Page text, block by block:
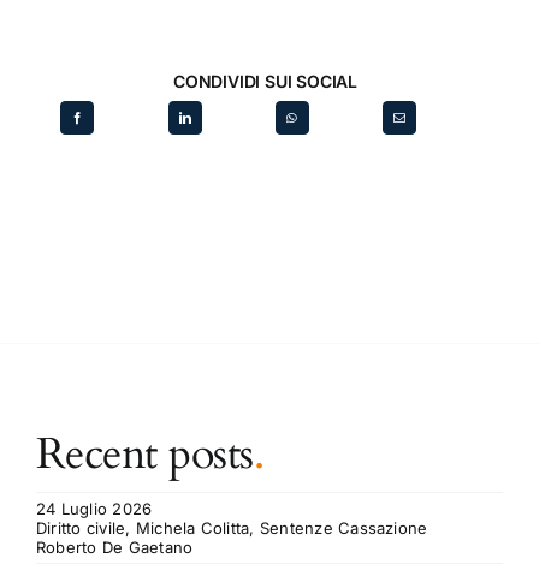
CONDIVIDI SUI SOCIAL
Recent posts.
24 Luglio 2026
Diritto civile, Michela Colitta, Sentenze Cassazione
Roberto De Gaetano